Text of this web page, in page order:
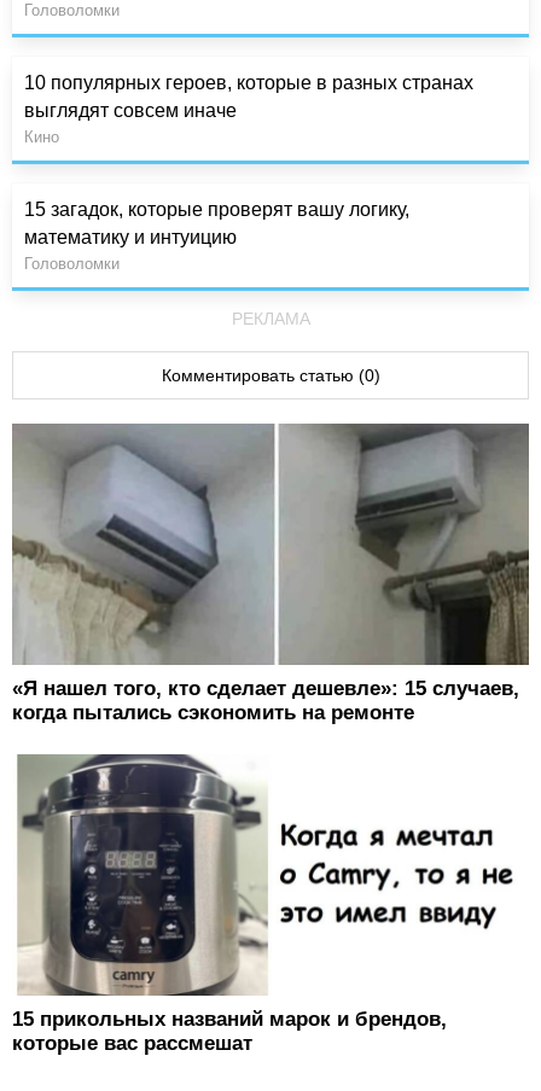
Головоломки
10 популярных героев, которые в разных странах
выглядят совсем иначе
Кино
15 загадок, которые проверят вашу логику,
математику и интуицию
Головоломки
РЕКЛАМА
Комментировать статью (0)
«Я нашел того, кто сделает дешевле»: 15 случаев,
когда пытались сэкономить на ремонте
15 прикольных названий марок и брендов,
которые вас рассмешат